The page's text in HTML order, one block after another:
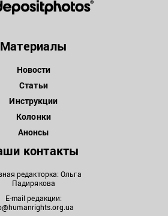
Материалы
Новости
Статьи
Инструкции
Колонки
Анонсы
контакты
редакторка: Ольга
Падирякова
E-mail редакции: